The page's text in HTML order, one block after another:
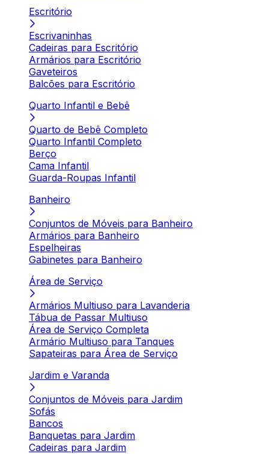
Escritório
Escrivaninhas
Cadeiras para Escritório
Armários para Escritório
Gaveteiros
Balcões para Escritório
Quarto Infantil e Bebê
Quarto de Bebê Completo
Quarto Infantil Completo
Berço
Cama Infantil
Guarda-Roupas Infantil
Banheiro
Conjuntos de Móveis para Banheiro
Armários para Banheiro
Espelheiras
Gabinetes para Banheiro
Área de Serviço
Armários Multiuso para Lavanderia
Tábua de Passar Multiuso
Área de Serviço Completa
Armário Multiuso para Tanques
Sapateiras para Área de Serviço
Jardim e Varanda
Conjuntos de Móveis para Jardim
Sofás
Bancos
Banquetas para Jardim
Cadeiras para Jardim